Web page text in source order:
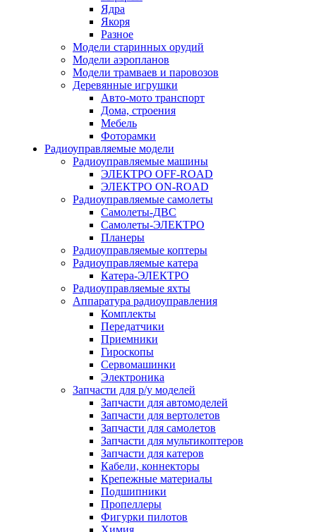
Ядра
Якоря
Разное
Модели старинных орудий
Модели аэропланов
Модели трамваев и паровозов
Деревянные игрушки
Авто-мото транспорт
Дома, строения
Мебель
Фоторамки
Радиоуправляемые модели
Радиоуправляемые машины
ЭЛЕКТРО OFF-ROAD
ЭЛЕКТРО ON-ROAD
Радиоуправляемые самолеты
Самолеты-ДВС
Самолеты-ЭЛЕКТРО
Планеры
Радиоуправляемые коптеры
Радиоуправляемые катера
Катера-ЭЛЕКТРО
Радиоуправляемые яхты
Аппаратура радиоуправления
Комплекты
Передатчики
Приемники
Гироскопы
Сервомашинки
Электроника
Запчасти для р/у моделей
Запчасти для автомоделей
Запчасти для вертолетов
Запчасти для самолетов
Запчасти для мультикоптеров
Запчасти для катеров
Кабели, коннекторы
Крепежные материалы
Подшипники
Пропеллеры
Фигурки пилотов
Химия